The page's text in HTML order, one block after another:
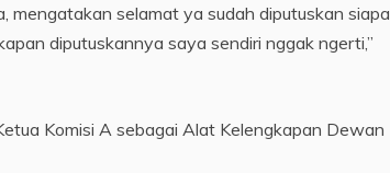
mengatakan selamat ya sudah diputuskan siapa
diputuskannya saya sendiri nggak ngerti,”
Komisi A sebagai Alat Kelengkapan Dewan